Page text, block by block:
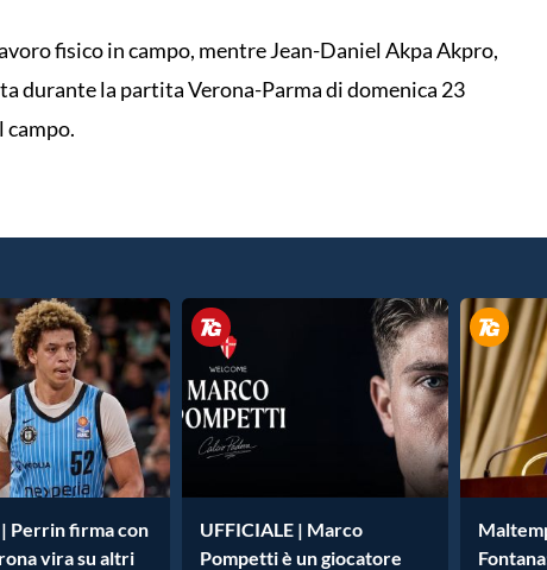
fisico in campo, mentre Jean-Daniel Akpa Akpro,
durante la partita Verona-Parma di domenica 23
campo.
| Perrin firma con
vira su altri
UFFICIALE | Marco
Pompetti è un giocatore